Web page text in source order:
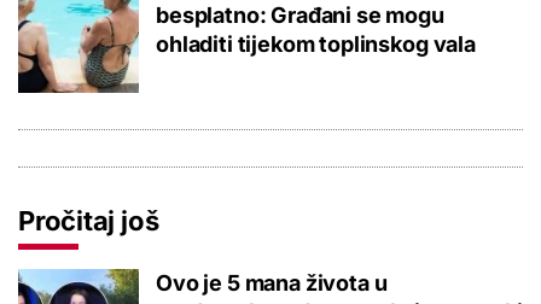
besplatno: Građani se mogu
ohladiti tijekom toplinskog vala
Pročitaj još
Ovo je 5 mana života u